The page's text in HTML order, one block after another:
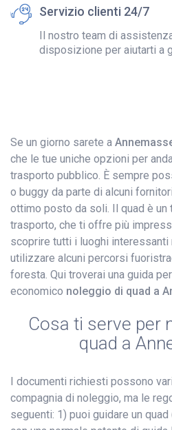
Servizio clienti 24/7
Il nostro team di
disposizione per aiutarti a
Se un giorno sarete a
che le tue uniche opzioni per
trasporto pubblico. È sempre
o buggy da parte di alcuni
ottimo posto da soli. Il quad è
trasporto, che ti offre più
scoprire tutti i luoghi
utilizzare alcuni percorsi
foresta. Qui troverai una guida
economico noleggio di quad a
Cosa ti serve per
quad a
I documenti richiesti possono
compagnia di noleggio, ma le
seguenti: 1) puoi guidare un quad